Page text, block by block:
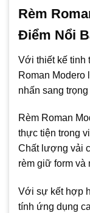
Rèm
Điểm Nổi
Với thiết kế tinh
Roman Modero
nhấn sang
Rèm Roman
thực tiện trong
Chất lượng vải
rèm giữ form và
Với sự kết hợp
tính ứng dụng